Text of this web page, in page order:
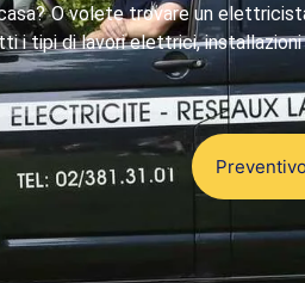
O volete trovare un
i tipi di lavori elettrici,